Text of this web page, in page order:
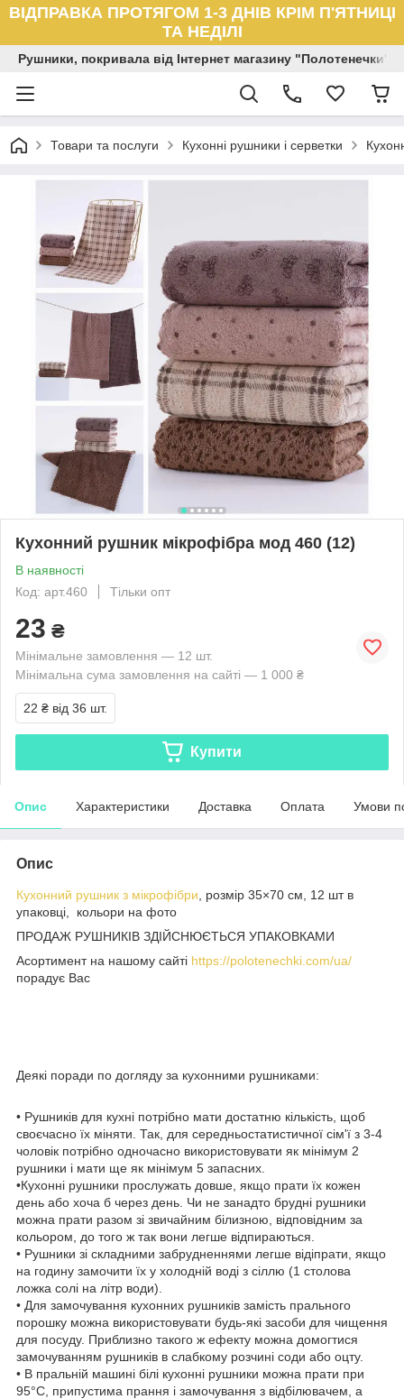
ВІДПРАВКА ПРОТЯГОМ 1-3 ДНІВ КРІМ П'ЯТНИЦІ
ТА НЕДІЛІ
Рушники, покривала від Інтернет магазину "Полотенечки"
Товари та послуги Кухонні рушники і серветки
Кухонний рушник мікрофібра мод 460 (12)
В наявності
Код: арт.460
Тільки опт
23 ₴
Мінімальне замовлення — 12 шт.
Мінімальна сума замовлення на сайті — 1 000 ₴
22 ₴ від 36 шт.
Купити
Опис Характеристики Доставка Оплата Умови
Опис
Кухонний рушник з мікрофібри , розмір 35×70 см, 12 шт в
упаковці, кольори на фото
ПРОДАЖ РУШНИКІВ ЗДІЙСНЮЄТЬСЯ УПАКОВКАМИ
Асортимент на нашому сайті https://polotenechki.com/ua/
порадує Вас
Деякі поради по догляду за кухонними рушниками:
• Рушників для кухні потрібно мати достатню кількість, щоб
своєчасно їх міняти. Так, для середньостатистичної сім'ї з 3-4
чоловік потрібно одночасно використовувати як мінімум 2
рушники і мати ще як мінімум 5 запасних.
•Кухонні рушники прослужать довше, якщо прати їх кожен
день або хоча б через день. Чи не занадто брудні рушники
можна прати разом зі звичайним білизною, відповідним за
кольором, до того ж так вони легше відпираються.
• Рушники зі складними забрудненнями легше відіпрати, якщо
на годину замочити їх у холодній воді з сіллю (1 столова
ложка солі на літр води).
• Для замочування кухонних рушників замість прального
порошку можна використовувати будь-які засоби для чищення
для посуду. Приблизно такого ж ефекту можна домогтися
замочуванням рушників в слабкому розчині соди або оцту.
• В пральній машині білі кухонні рушники можна прати при
95°С, припустима прання і замочування з відбілювачем, а